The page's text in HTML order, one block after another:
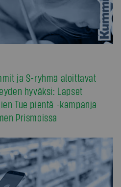
ja S-ryhmä aloittavat
hyväksi: Lapset
Tue pientä -kampanja
Prismoissa